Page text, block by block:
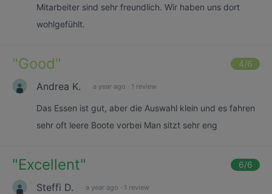
Mitarbeiter sind sehr freundlich. Wir haben uns dort
wohlgefühlt.
"Good" 4/6
Andrea K. a year ago · 1 review
Das Essen ist gut, aber die Auswahl klein und es fahren
sehr oft leere Boote vorbei Man sitzt sehr eng
"Excellent" 6/6
Steffi D. a year ago · 1 review